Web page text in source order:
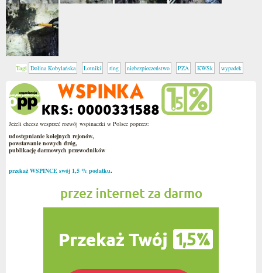
Tagi Dolina Kobylańska Lotniki ring niebezpieczeństwo PZA KWSk wypadek
Jeżeli chcesz wesprzeć rozwój wspinaczki w Polsce poprzez:
udostępnianie kolejnych rejonów,
powstawanie nowych dróg,
publikację darmowych przewodników
przekaż WSPINCE swój 1,5 % podatku.